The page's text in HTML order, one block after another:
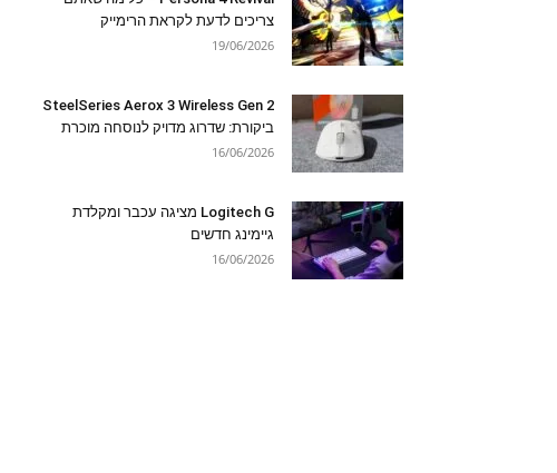
צריכים לדעת לקראת הרימייק
19/06/2026
SteelSeries Aerox 3 Wireless Gen 2
ביקורת: שדרוג מדויק לנוסחה מוכרת
16/06/2026
Logitech G מציגה עכבר ומקלדת
גיימינג חדשים
16/06/2026